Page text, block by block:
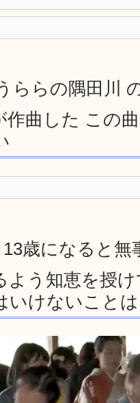
らの隅田川
作曲した この
歳になると無
よう知恵を授け
いけないことは